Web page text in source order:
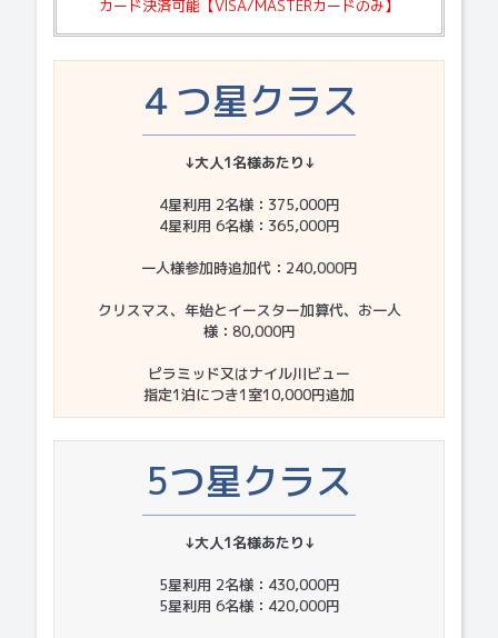
カード決済可能【VISA/MASTERカードのみ】
４つ星クラス
↓大人1名様あたり↓
4星利用 2名様：375,000円
4星利用 6名様：365,000円
一人様参加時追加代：240,000円
クリスマス、年始とイースター加算代、お一人
様：80,000円
ピラミッド又はナイル川ビュー
指定1泊につき1室10,000円追加
5つ星クラス
↓大人1名様あたり↓
5星利用 2名様：430,000円
5星利用 6名様：420,000円